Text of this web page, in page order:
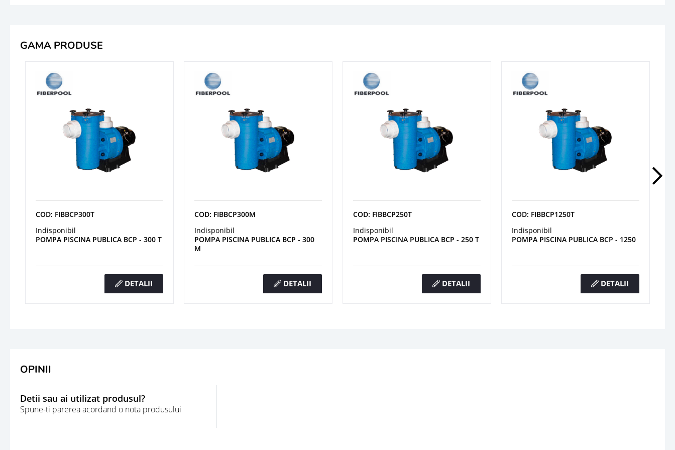
GAMA PRODUSE
COD: FIBBCP300T
Indisponibil
POMPA PISCINA PUBLICA BCP - 300 T
DETALII
COD: FIBBCP300M
Indisponibil
POMPA PISCINA PUBLICA BCP - 300
M
DETALII
COD: FIBBCP250T
Indisponibil
POMPA PISCINA PUBLICA BCP - 250 T
DETALII
COD: FIBBCP1250T
Indisponibil
POMPA PISCINA PUBLICA BCP - 1250
DETALII
OPINII
Detii sau ai utilizat produsul?
Spune-ti parerea acordand o nota produsului